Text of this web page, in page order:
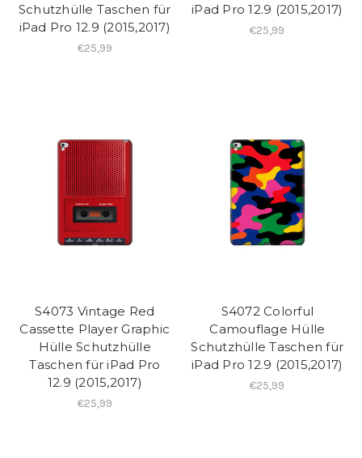
Schutzhülle Taschen für
iPad Pro 12.9 (2015,2017)
€25,99
iPad Pro 12.9 (2015,2017)
€25,99
S4073 Vintage Red
Cassette Player Graphic
Hülle Schutzhülle
Taschen für iPad Pro
12.9 (2015,2017)
€25,99
S4072 Colorful
Camouflage Hülle
Schutzhülle Taschen für
iPad Pro 12.9 (2015,2017)
€25,99